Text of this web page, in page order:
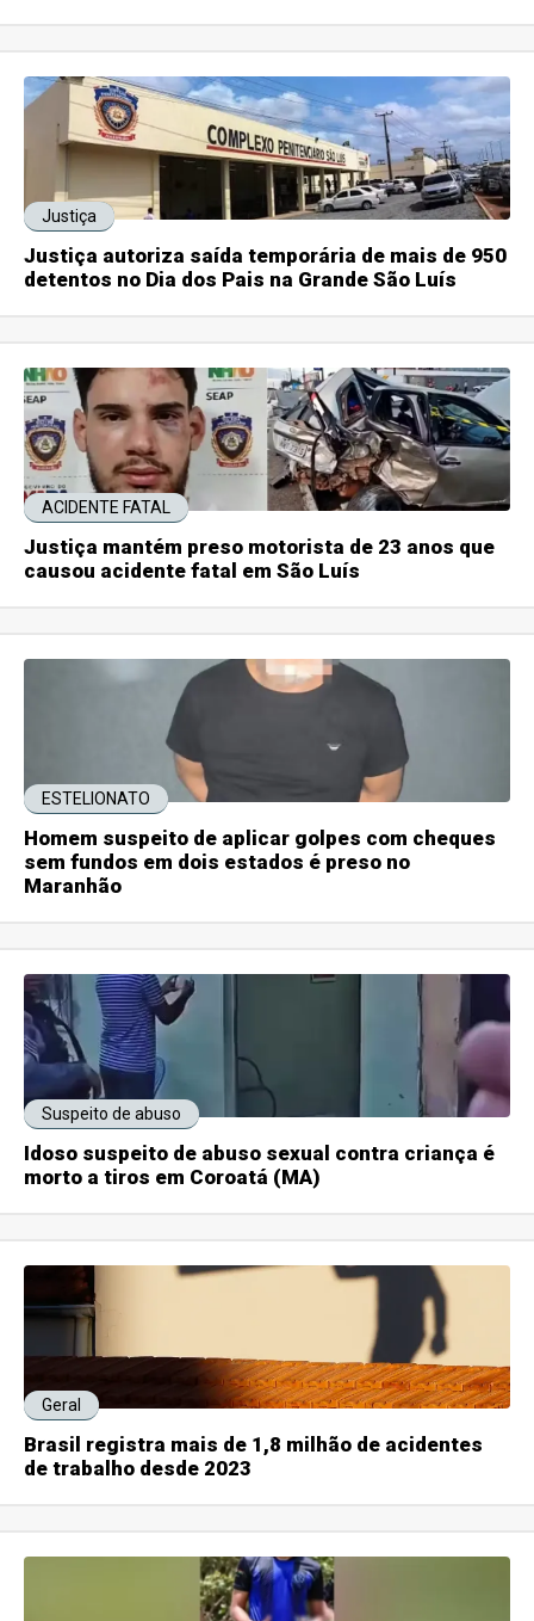
Justiça
Justiça autoriza saída temporária de mais de 950
detentos no Dia dos Pais na Grande São Luís
ACIDENTE FATAL
Justiça mantém preso motorista de 23 anos que
causou acidente fatal em São Luís
ESTELIONATO
Homem suspeito de aplicar golpes com cheques
sem fundos em dois estados é preso no
Maranhão
Suspeito de abuso
Idoso suspeito de abuso sexual contra criança é
morto a tiros em Coroatá (MA)
Geral
Brasil registra mais de 1,8 milhão de acidentes
de trabalho desde 2023